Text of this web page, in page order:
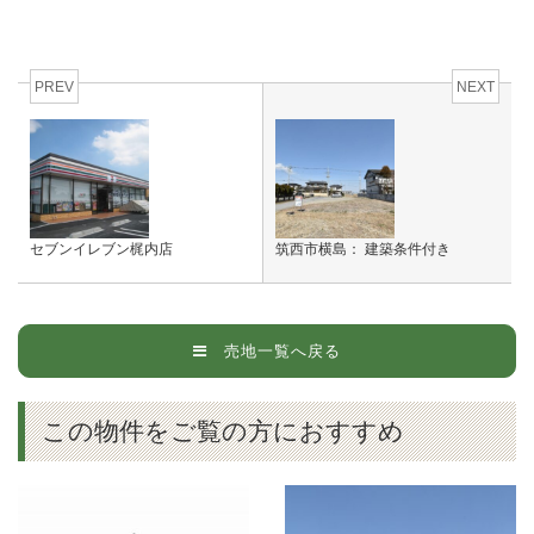
PREV
セブンイレブン梶内店
NEXT
筑西市横島： 建築条件付き
売地一覧へ戻る
この物件をご覧の方におすすめ